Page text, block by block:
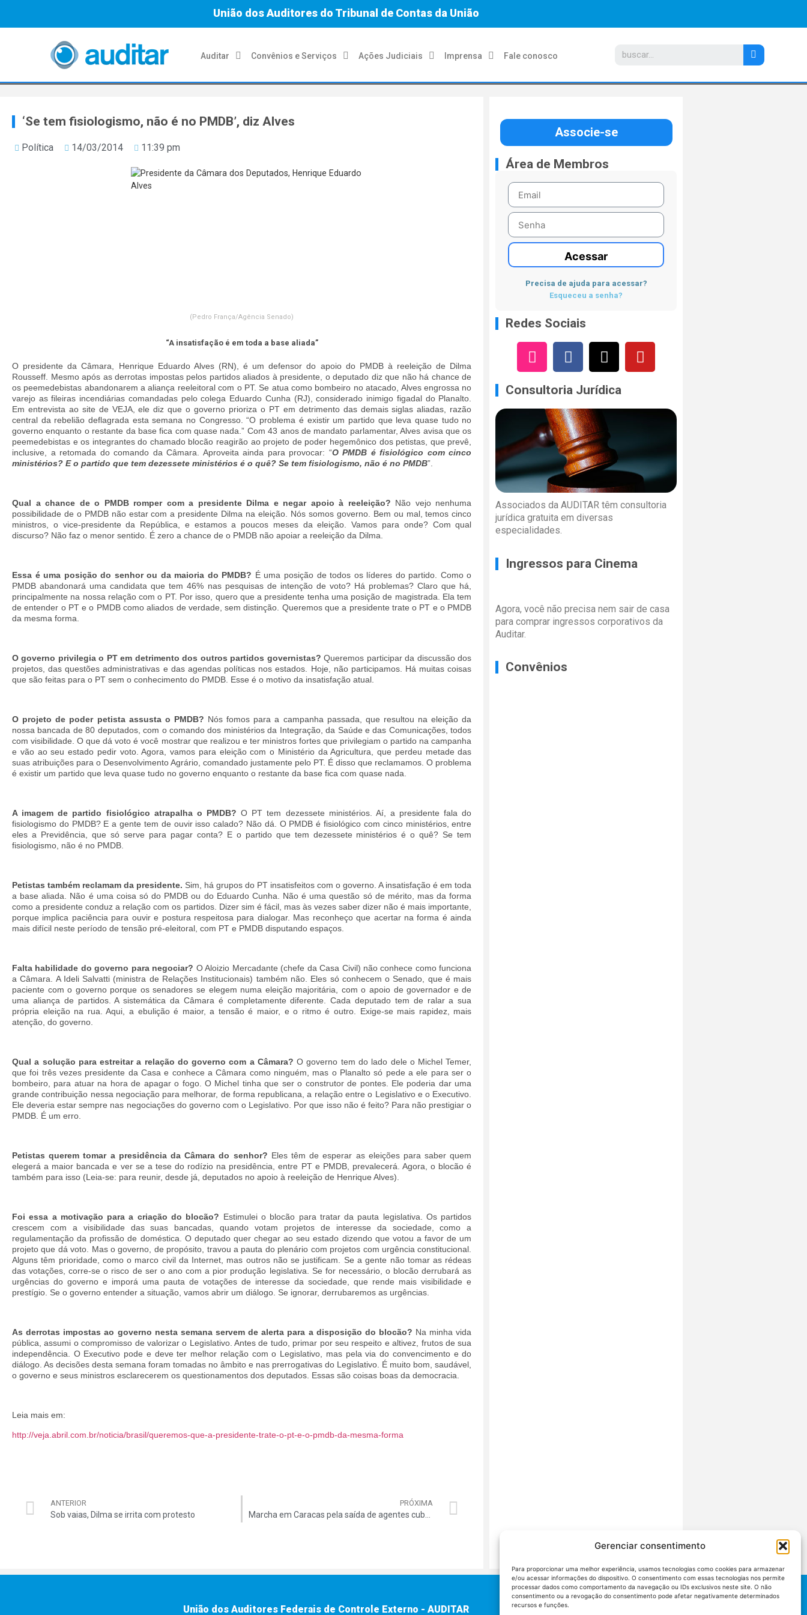
Gerenciar consentimento
Para proporcionar uma melhor experiência, usamos tecnologias como cookies para armazenar
e/ou acessar informações do dispositivo. O consentimento com essas tecnologias nos permite
processar dados como comportamento da navegação ou IDs exclusivos neste site. O não
consentimento ou a revogação do consentimento pode afetar negativamente determinados
recursos e funções.
União dos Auditores do Tribunal de Contas da União
Auditar Convênios e Serviços Ações Judiciais Imprensa Fale conosco
‘Se tem fisiologismo, não é no PMDB’, diz Alves
Política 14/03/2014 11:39 pm
(Pedro França/Agência Senado)
“A insatisfação é em toda a base aliada”
O presidente da Câmara, Henrique Eduardo Alves (RN), é um defensor do apoio do PMDB à reeleição de Dilma
Rousseff. Mesmo após as derrotas impostas pelos partidos aliados à presidente, o deputado diz que não há chance de
os peemedebistas abandonarem a aliança reeleitoral com o PT. Se atua como bombeiro no atacado, Alves engrossa no
varejo as fileiras incendiárias comandadas pelo colega Eduardo Cunha (RJ), considerado inimigo figadal do Planalto.
Em entrevista ao site de VEJA, ele diz que o governo prioriza o PT em detrimento das demais siglas aliadas, razão
central da rebelião deflagrada esta semana no Congresso. “O problema é existir um partido que leva quase tudo no
governo enquanto o restante da base fica com quase nada.” Com 43 anos de mandato parlamentar, Alves avisa que os
peemedebistas e os integrantes do chamado blocão reagirão ao projeto de poder hegemônico dos petistas, que prevê,
inclusive, a retomada do comando da Câmara. Aproveita ainda para provocar: “O PMDB é fisiológico com cinco
ministérios? E o partido que tem dezessete ministérios é o quê? Se tem fisiologismo, não é no PMDB”.
Qual a chance de o PMDB romper com a presidente Dilma e negar apoio à reeleição? Não vejo nenhuma
possibilidade de o PMDB não estar com a presidente Dilma na eleição. Nós somos governo. Bem ou mal, temos cinco
ministros, o vice-presidente da República, e estamos a poucos meses da eleição. Vamos para onde? Com qual
discurso? Não faz o menor sentido. É zero a chance de o PMDB não apoiar a reeleição da Dilma.
Essa é uma posição do senhor ou da maioria do PMDB? É uma posição de todos os líderes do partido. Como o
PMDB abandonará uma candidata que tem 46% nas pesquisas de intenção de voto? Há problemas? Claro que há,
principalmente na nossa relação com o PT. Por isso, quero que a presidente tenha uma posição de magistrada. Ela tem
de entender o PT e o PMDB como aliados de verdade, sem distinção. Queremos que a presidente trate o PT e o PMDB
da mesma forma.
O governo privilegia o PT em detrimento dos outros partidos governistas?Queremos participar da discussão dos
projetos, das questões administrativas e das agendas políticas nos estados. Hoje, não participamos. Há muitas coisas
que são feitas para o PT sem o conhecimento do PMDB. Esse é o motivo da insatisfação atual.
O projeto de poder petista assusta o PMDB? Nós fomos para a campanha passada, que resultou na eleição da
nossa bancada de 80 deputados, com o comando dos ministérios da Integração, da Saúde e das Comunicações, todos
com visibilidade. O que dá voto é você mostrar que realizou e ter ministros fortes que privilegiam o partido na campanha
e vão ao seu estado pedir voto. Agora, vamos para eleição com o Ministério da Agricultura, que perdeu metade das
suas atribuições para o Desenvolvimento Agrário, comandado justamente pelo PT. É disso que reclamamos. O problema
é existir um partido que leva quase tudo no governo enquanto o restante da base fica com quase nada.
A imagem de partido fisiológico atrapalha o PMDB? O PT tem dezessete ministérios. Aí, a presidente fala do
fisiologismo do PMDB? E a gente tem de ouvir isso calado? Não dá. O PMDB é fisiológico com cinco ministérios, entre
eles a Previdência, que só serve para pagar conta? E o partido que tem dezessete ministérios é o quê? Se tem
fisiologismo, não é no PMDB.
Petistas também reclamam da presidente. Sim, há grupos do PT insatisfeitos com o governo. A insatisfação é em toda
a base aliada. Não é uma coisa só do PMDB ou do Eduardo Cunha. Não é uma questão só de mérito, mas da forma
como a presidente conduz a relação com os partidos. Dizer sim é fácil, mas às vezes saber dizer não é mais importante,
porque implica paciência para ouvir e postura respeitosa para dialogar. Mas reconheço que acertar na forma é ainda
mais difícil neste período de tensão pré-eleitoral, com PT e PMDB disputando espaços.
Falta habilidade do governo para negociar? O Aloizio Mercadante (chefe da Casa Civil) não conhece como funciona
a Câmara. A Ideli Salvatti (ministra de Relações Institucionais) também não. Eles só conhecem o Senado, que é mais
paciente com o governo porque os senadores se elegem numa eleição majoritária, com o apoio de governador e de
uma aliança de partidos. A sistemática da Câmara é completamente diferente. Cada deputado tem de ralar a sua
própria eleição na rua. Aqui, a ebulição é maior, a tensão é maior, e o ritmo é outro. Exige-se mais rapidez, mais
atenção, do governo.
Qual a solução para estreitar a relação do governo com a Câmara? O governo tem do lado dele o Michel Temer,
que foi três vezes presidente da Casa e conhece a Câmara como ninguém, mas o Planalto só pede a ele para ser o
bombeiro, para atuar na hora de apagar o fogo. O Michel tinha que ser o construtor de pontes. Ele poderia dar uma
grande contribuição nessa negociação para melhorar, de forma republicana, a relação entre o Legislativo e o Executivo.
Ele deveria estar sempre nas negociações do governo com o Legislativo. Por que isso não é feito? Para não prestigiar o
PMDB. É um erro.
Petistas querem tomar a presidência da Câmara do senhor? Eles têm de esperar as eleições para saber quem
elegerá a maior bancada e ver se a tese do rodízio na presidência, entre PT e PMDB, prevalecerá. Agora, o blocão é
também para isso (Leia-se: para reunir, desde já, deputados no apoio à reeleição de Henrique Alves).
Foi essa a motivação para a criação do blocão? Estimulei o blocão para tratar da pauta legislativa. Os partidos
crescem com a visibilidade das suas bancadas, quando votam projetos de interesse da sociedade, como a
regulamentação da profissão de doméstica. O deputado quer chegar ao seu estado dizendo que votou a favor de um
projeto que dá voto. Mas o governo, de propósito, travou a pauta do plenário com projetos com urgência constitucional.
Alguns têm prioridade, como o marco civil da Internet, mas outros não se justificam. Se a gente não tomar as rédeas
das votações, corre-se o risco de ser o ano com a pior produção legislativa. Se for necessário, o blocão derrubará as
urgências do governo e imporá uma pauta de votações de interesse da sociedade, que rende mais visibilidade e
prestígio. Se o governo entender a situação, vamos abrir um diálogo. Se ignorar, derrubaremos as urgências.
As derrotas impostas ao governo nesta semana servem de alerta para a disposição do blocão? Na minha vida
pública, assumi o compromisso de valorizar o Legislativo. Antes de tudo, primar por seu respeito e altivez, frutos de sua
independência. O Executivo pode e deve ter melhor relação com o Legislativo, mas pela via do convencimento e do
diálogo. As decisões desta semana foram tomadas no âmbito e nas prerrogativas do Legislativo. É muito bom, saudável,
o governo e seus ministros esclarecerem os questionamentos dos deputados. Essas são coisas boas da democracia.
Leia mais em:
http://veja.abril.com.br/noticia/brasil/queremos-que-a-presidente-trate-o-pt-e-o-pmdb-da-mesma-forma
ANTERIOR
Sob vaias, Dilma se irrita com protesto
PRÓXIMA
Associe-se
Área de Membros
Acessar
Precisa de ajuda para acessar?
Esqueceu a senha?
Redes Sociais
Consultoria Jurídica
Associados da AUDITAR têm consultoria
jurídica gratuita em diversas
especialidades.
Ingressos para Cinema
Agora, você não precisa nem sair de casa
para comprar ingressos corporativos da
Auditar.
Convênios
União dos Auditores Federais de Controle Externo - AUDITAR